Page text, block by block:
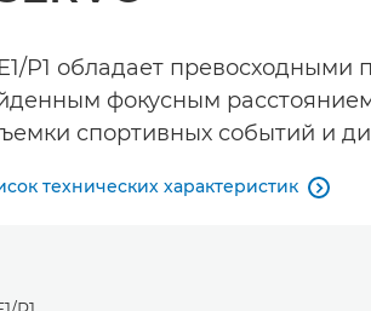
P1 обладает
фокусным
спортивных событий и
технических характеристик 